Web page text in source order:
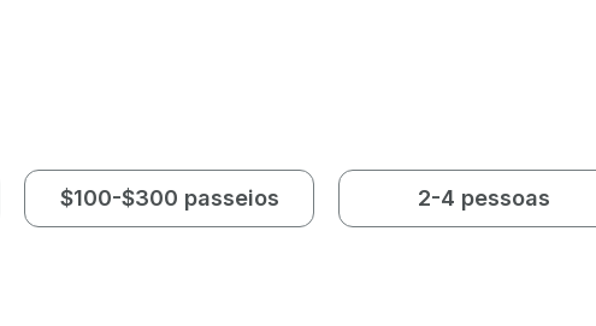
$100-$300 passeios 2-4 pessoas